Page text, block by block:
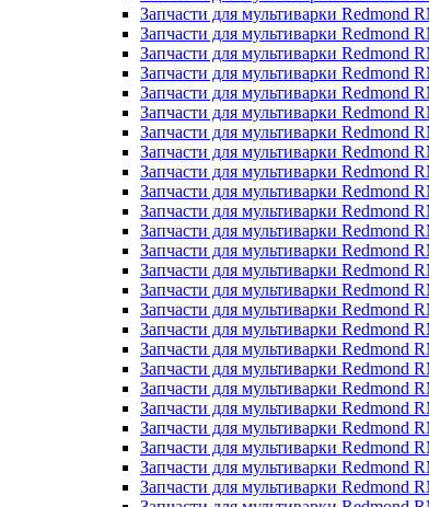
Запчасти для мультиварки Redmond
Запчасти для мультиварки Redmond
Запчасти для мультиварки Redmond
Запчасти для мультиварки Redmond
Запчасти для мультиварки Redmond
Запчасти для мультиварки Redmond
Запчасти для мультиварки Redmond
Запчасти для мультиварки Redmond
Запчасти для мультиварки Redmond
Запчасти для мультиварки Redmond
Запчасти для мультиварки Redmond
Запчасти для мультиварки Redmond
Запчасти для мультиварки Redmond
Запчасти для мультиварки Redmond
Запчасти для мультиварки Redmond
Запчасти для мультиварки Redmond
Запчасти для мультиварки Redmond
Запчасти для мультиварки Redmond
Запчасти для мультиварки Redmond
Запчасти для мультиварки Redmond
Запчасти для мультиварки Redmond
Запчасти для мультиварки Redmond
Запчасти для мультиварки Redmond
Запчасти для мультиварки Redmond
Запчасти для мультиварки Redmond